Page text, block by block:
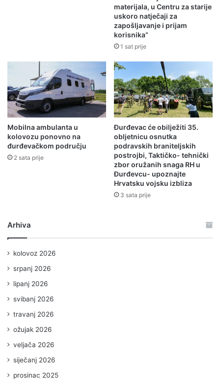
materijala, u Centru za starije
uskoro natječaji za
zapošljavanje i prijam
korisnika”
1 sat prije
Mobilna ambulanta u
kolovozu ponovno na
đurđevačkom području
2 sata prije
Đurđevac će obilježiti 35.
obljetnicu osnutka
podravskih braniteljskih
postrojbi, Taktičko- tehnički
zbor oružanih snaga RH u
Đurđevcu- upoznajte
Hrvatsku vojsku izbliza
3 sata prije
Arhiva
kolovoz 2026
srpanj 2026
lipanj 2026
svibanj 2026
travanj 2026
ožujak 2026
veljača 2026
siječanj 2026
prosinac 2025